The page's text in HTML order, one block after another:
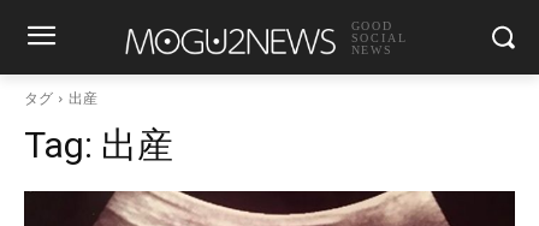
GOOD
SOCIAL
NEWS
タグ 出産
Tag: 出産